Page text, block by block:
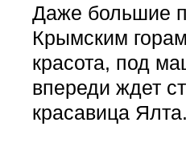
Даже большие
Крымским
красота, под
впереди ждет
красавица Ялта.